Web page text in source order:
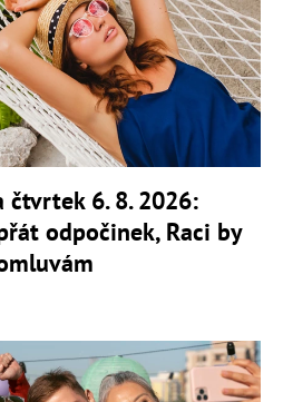
čtvrtek 6. 8. 2026:
odpočinek, Raci by